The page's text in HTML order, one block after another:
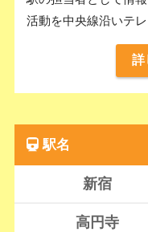
活動を中央線沿いテ
詳
駅名
新宿
高円寺